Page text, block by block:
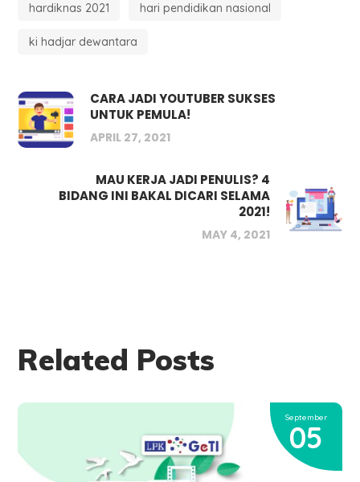
hardiknas 2021 hari pendidikan nasional
ki hadjar dewantara
CARA JADI YOUTUBER SUKSES
UNTUK PEMULA!
APRIL 27, 2021
MAU KERJA JADI PENULIS? 4
BIDANG INI BAKAL DICARI SELAMA
2021!
MAY 4, 2021
Related Posts
September
05